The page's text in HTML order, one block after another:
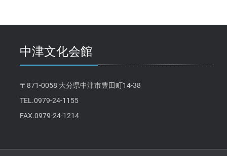
中津文化会館
〒871-0058 大分県中津市豊田町14-38
TEL.0979-24-1155
FAX.0979-24-1214